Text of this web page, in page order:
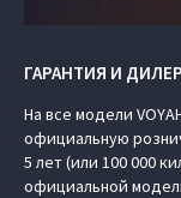
ГАРАНТИЯ И
На все модели
официальную
5 лет (или 100 000
официальной